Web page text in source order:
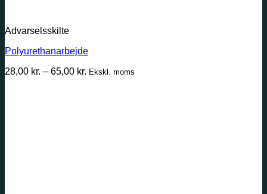
Advarselsskilte
Polyurethanarbejde
28,00 kr. – 65,00 kr. Prisinterval:
Ekskl. moms